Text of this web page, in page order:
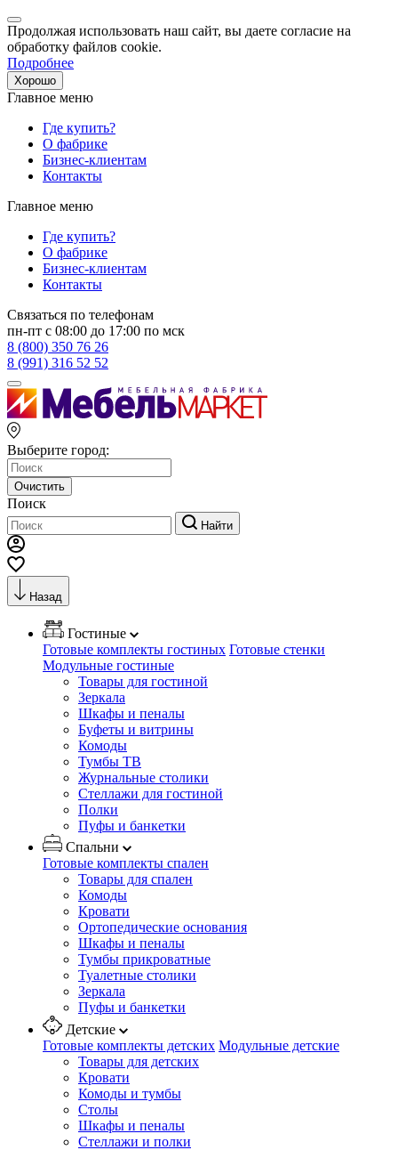
Продолжая использовать наш сайт, вы даете согласие на
обработку файлов cookie.
Подробнее
Хорошо
Главное меню
Где купить?
О фабрике
Бизнес-клиентам
Контакты
Главное меню
Где купить?
О фабрике
Бизнес-клиентам
Контакты
Связаться по телефонам
пн-пт с 08:00 до 17:00 по мск
8 (800) 350 76 26
8 (991) 316 52 52
Выберите город:
Очистить
Поиск
Найти
Назад
Гостиные
Готовые комплекты гостиных Готовые стенки
Модульные гостиные
Товары для гостиной
Зеркала
Шкафы и пеналы
Буфеты и витрины
Комоды
Тумбы ТВ
Журнальные столики
Стеллажи для гостиной
Полки
Пуфы и банкетки
Спальни
Готовые комплекты спален
Товары для спален
Комоды
Кровати
Ортопедические основания
Шкафы и пеналы
Тумбы прикроватные
Туалетные столики
Зеркала
Пуфы и банкетки
Детские
Готовые комплекты детских Модульные детские
Товары для детских
Кровати
Комоды и тумбы
Столы
Шкафы и пеналы
Стеллажи и полки